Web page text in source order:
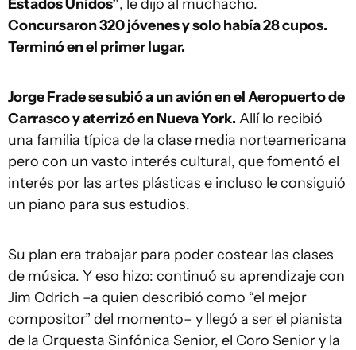
Estados Unidos”, le dijo al muchacho.
Concursaron 320 jóvenes y solo había 28 cupos.
Terminó en el primer lugar.
Jorge Frade se subió a un avión en el Aeropuerto de
Carrasco y aterrizó en Nueva York. Allí lo recibió
una familia típica de la clase media norteamericana
pero con un vasto interés cultural, que fomentó el
interés por las artes plásticas e incluso le consiguió
un piano para sus estudios.
Su plan era trabajar para poder costear las clases
de música. Y eso hizo: continuó su aprendizaje con
Jim Odrich –a quien describió como “el mejor
compositor” del momento– y llegó a ser el pianista
de la Orquesta Sinfónica Senior, el Coro Senior y la